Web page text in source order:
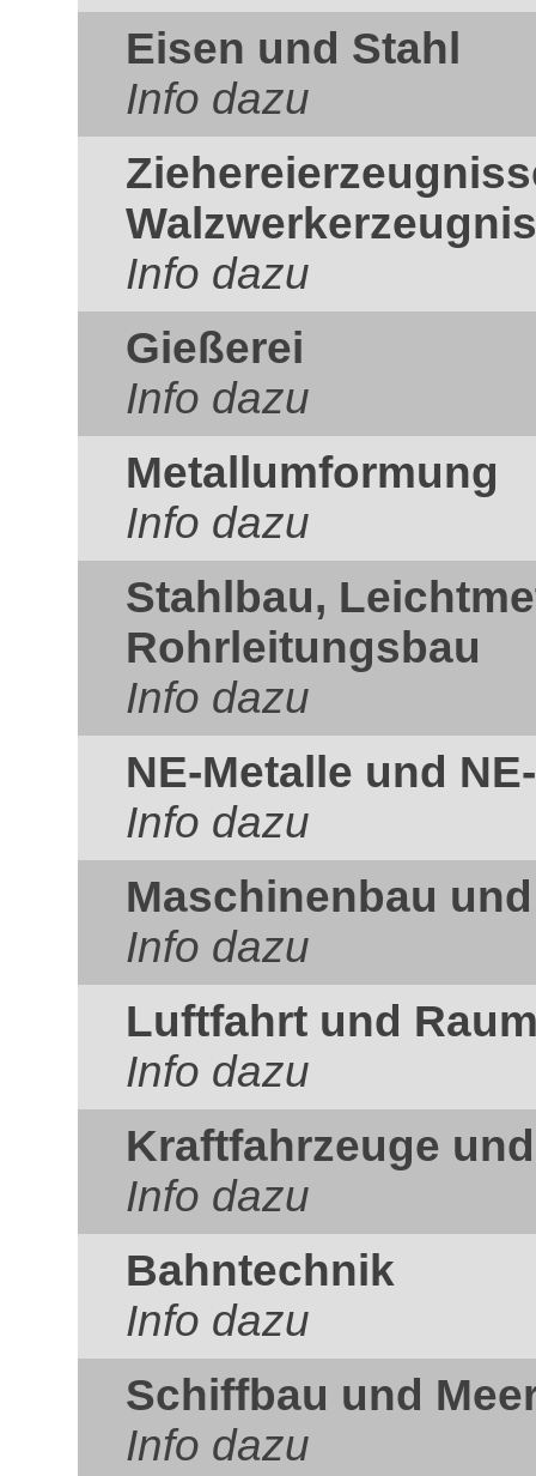
Eisen und Stahl
Info dazu
Info dazu
Gießerei
Info dazu
Metallumformung
Info dazu
Stahlbau,
Rohrleitungsbau
Info dazu
NE-Metalle und
Info dazu
Maschinenbau
Info dazu
Luftfahrt und
Info dazu
Kraftfahrzeuge
Info dazu
Bahntechnik
Info dazu
Schiffbau und
Info dazu